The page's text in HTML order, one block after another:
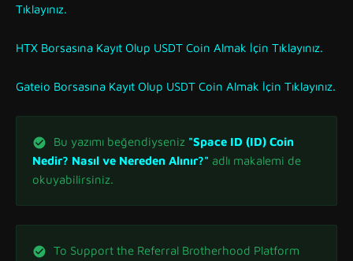
Tıklayınız.
HTX Borsasına Kayıt Olup USDT Coin Almak İçin Tıklayınız.
Gateio Borsasına Kayıt Olup USDT Coin Almak İçin Tıklayınız.
Bu yazımı beğendiyseniz "Space ID (ID) Coin
Nedir? Nasıl ve Nereden Alınır?" adlı makalemi de
okuyabilirsiniz.
To Support the Referral Brotherhood Platform